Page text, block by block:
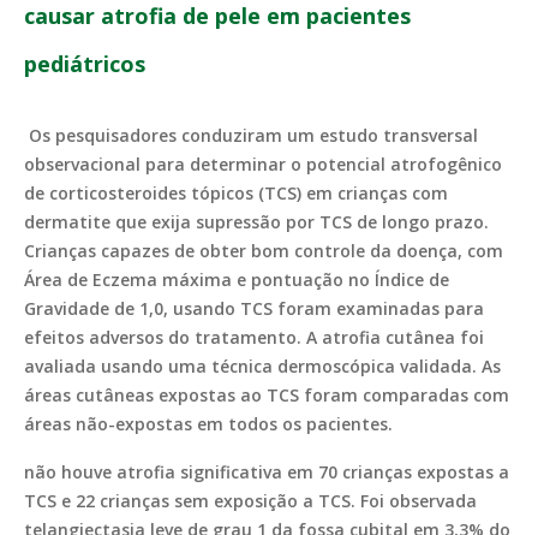
causar atrofia de pele em pacientes
pediátricos
Os pesquisadores conduziram um estudo transversal
observacional para determinar o potencial atrofogênico
de corticosteroides tópicos (TCS) em crianças com
dermatite que exija supressão por TCS de longo prazo.
Crianças capazes de obter bom controle da doença, com
Área de Eczema máxima e pontuação no Índice de
Gravidade de 1,0, usando TCS foram examinadas para
efeitos adversos do tratamento. A atrofia cutânea foi
avaliada usando uma técnica dermoscópica validada. As
áreas cutâneas expostas ao TCS foram comparadas com
áreas não-expostas em todos os pacientes.
não houve atrofia significativa em 70 crianças expostas a
TCS e 22 crianças sem exposição a TCS. Foi observada
telangiectasia leve de grau 1 da fossa cubital em 3,3% do